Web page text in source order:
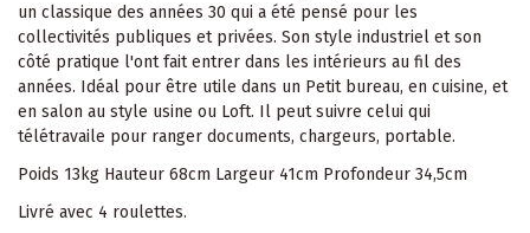
un classique des années 30 qui a été pensé pour les
collectivités publiques et privées. Son style industriel et son
côté pratique l'ont fait entrer dans les intérieurs au fil des
années. Idéal pour être utile dans un Petit bureau, en cuisine, et
en salon au style usine ou Loft. Il peut suivre celui qui
télétravaile pour ranger documents, chargeurs, portable.
Poids 13kg Hauteur 68cm Largeur 41cm Profondeur 34,5cm
Livré avec 4 roulettes.